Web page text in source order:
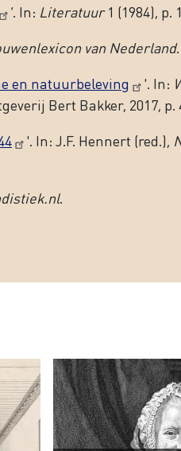
’. In: Literatuur1 (1984), p.
van Nederland.
en natuurbeleving '. In:
Bert Bakker, 2017, p.
'. In: J.F. Hennert (red.),
.